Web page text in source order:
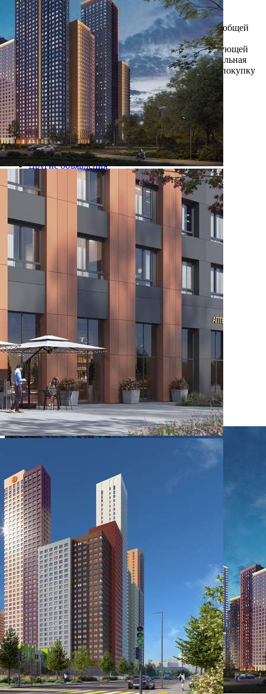
Москва / Московская обл
Получить контакты Посмотреть на карте
Прямая продажа от застройщика! Кладовая номер 86 общей
площадью 6 кв. м на -1-м этаже в ЖК "Sky Garden".
Дополнительная скидка 2% на покупку 2-й и последующей
недвижимости: для клиентов предоставляется специальная
скидка до 2%. Скидку на вторую или последующую покупку
можно получить при приобретении первого...
162 (+1)
Навигация
Характеристики
О помещении
Где находится
Контакты
Другие объявления
Характеристики помещения
№ объявления
Дата размещения
27.08.2025
Москва
Адрес
Строительный проезд, д.9стр9
Расположено
Предлагается
Желаемый / подходящий вид деятельности
Не указано
Назначение
Не указано
Размер площади (м2)
6
Цена за помещение
1 583 800 руб.
О помещении